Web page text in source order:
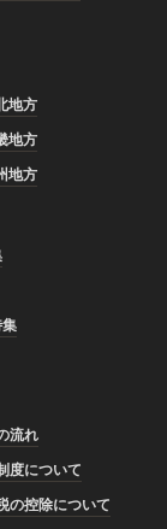
地方
地方
地方
流れ
度について
の控除について